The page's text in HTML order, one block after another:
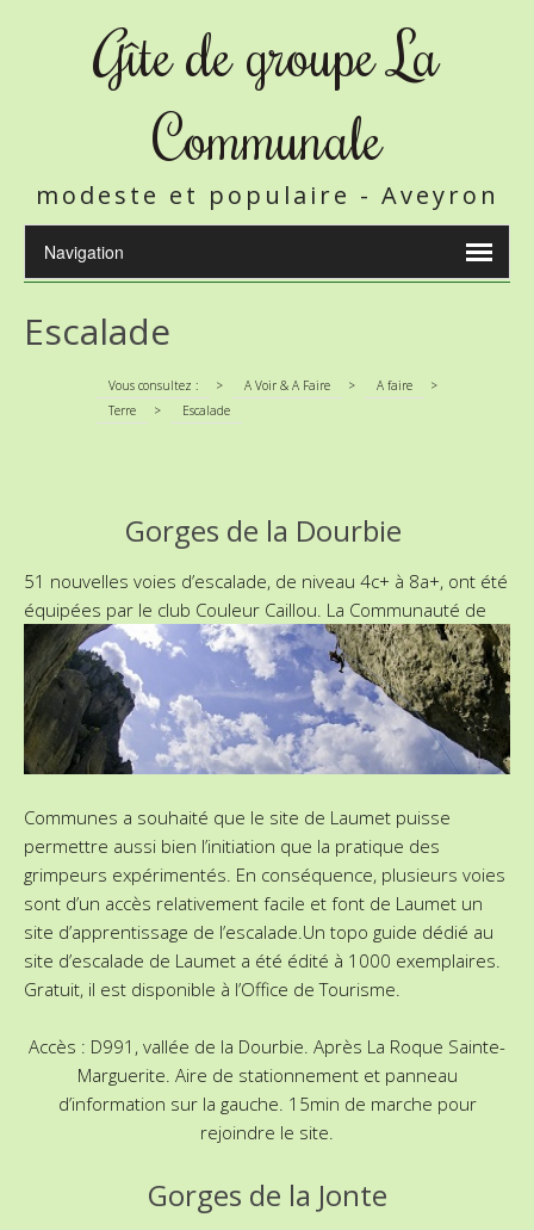
Gîte de groupe La
Communale
modeste et populaire - Aveyron
Escalade
Vous consultez : > A Voir & A Faire > A faire
>
Terre
> Escalade
Gorges de la Dourbie
51 nouvelles voies d’escalade, de niveau 4c+ à 8a+, ont été
équipées par le club Couleur Caillou. La Communauté de
Communes a souhaité que le site de Laumet puisse
permettre aussi bien l’initiation que la pratique des
grimpeurs expérimentés. En conséquence, plusieurs voies
sont d’un accès relativement facile et font de Laumet un
site d’apprentissage de l’escalade.Un topo guide dédié au
site d’escalade de Laumet a été édité à 1000 exemplaires.
Gratuit, il est disponible à l’Office de Tourisme.
Accès : D991, vallée de la Dourbie. Après La Roque Sainte-
Marguerite. Aire de stationnement et panneau
d’information sur la gauche. 15min de marche pour
rejoindre le site.
Gorges de la Jonte